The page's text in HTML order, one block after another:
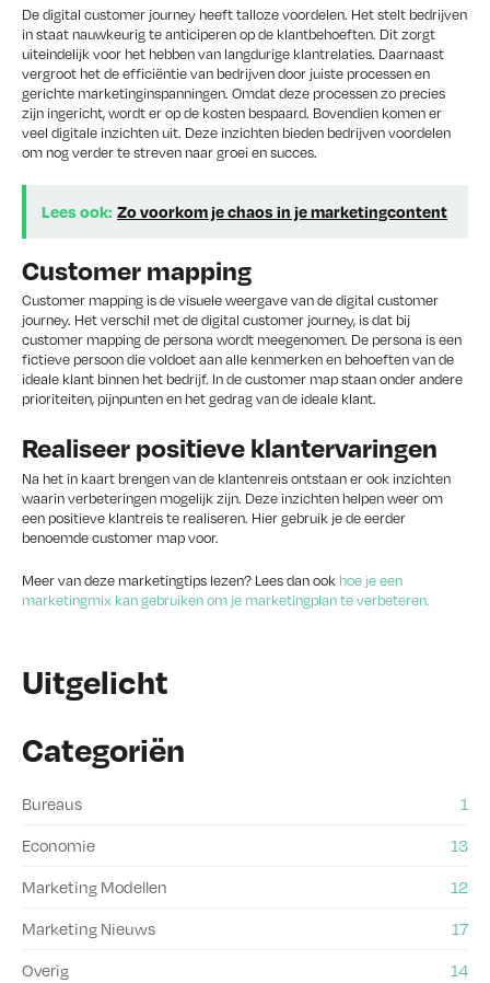
De digital customer journey heeft talloze voordelen. Het stelt bedrijven
in staat nauwkeurig te anticiperen op de klantbehoeften. Dit zorgt
uiteindelijk voor het hebben van langdurige klantrelaties. Daarnaast
vergroot het de efficiëntie van bedrijven door juiste processen en
gerichte marketinginspanningen. Omdat deze processen zo precies
zijn ingericht, wordt er op de kosten bespaard. Bovendien komen er
veel digitale inzichten uit. Deze inzichten bieden bedrijven voordelen
om nog verder te streven naar groei en succes.
Lees ook: Zo voorkom je chaos in je marketingcontent
Customer mapping
Customer mapping is de visuele weergave van de digital customer
journey. Het verschil met de digital customer journey, is dat bij
customer mapping de persona wordt meegenomen. De persona is een
fictieve persoon die voldoet aan alle kenmerken en behoeften van de
ideale klant binnen het bedrijf. In de customer map staan onder andere
prioriteiten, pijnpunten en het gedrag van de ideale klant.
Realiseer positieve klantervaringen
Na het in kaart brengen van de klantenreis ontstaan er ook inzichten
waarin verbeteringen mogelijk zijn. Deze inzichten helpen weer om
een positieve klantreis te realiseren. Hier gebruik je de eerder
benoemde customer map voor.
Meer van deze marketingtips lezen? Lees dan ook hoe je een
marketingmix kan gebruiken om je marketingplan te verbeteren.
Uitgelicht
Categoriën
Bureaus
1
Economie
13
Marketing Modellen
12
Marketing Nieuws
17
Overig
14